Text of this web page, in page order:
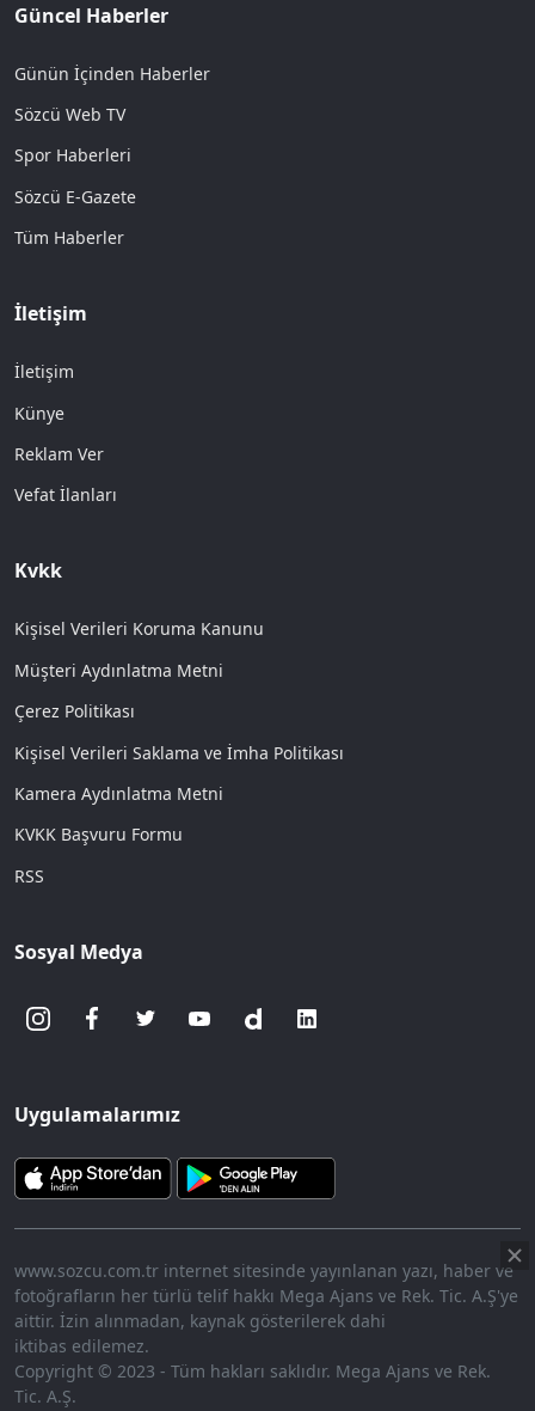
Güncel Haberler
Günün İçinden Haberler
Sözcü Web TV
Spor Haberleri
Sözcü E-Gazete
Tüm Haberler
İletişim
İletişim
Künye
Reklam Ver
Vefat İlanları
Kvkk
Kişisel Verileri Koruma Kanunu
Müşteri Aydınlatma Metni
Çerez Politikası
Kişisel Verileri Saklama ve İmha Politikası
Kamera Aydınlatma Metni
KVKK Başvuru Formu
RSS
Sosyal Medya
Uygulamalarımız
www.sozcu.com.tr internet sitesinde yayınlanan yazı, haber ve
fotoğrafların her türlü telif hakkı Mega Ajans ve Rek. Tic. A.Ş'ye
aittir. İzin alınmadan, kaynak gösterilerek dahi
iktibas edilemez.
Copyright © 2023 - Tüm hakları saklıdır. Mega Ajans ve Rek.
Tic. A.Ş.